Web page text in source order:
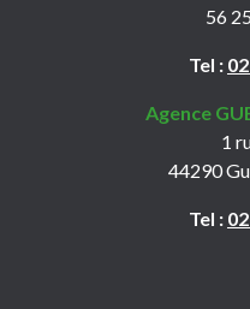
56
Tel :
Agence
1
44290
Tel :